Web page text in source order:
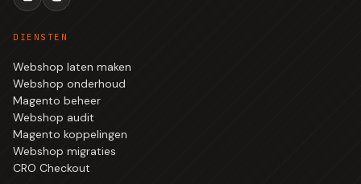
DIENSTEN
Webshop laten maken
Webshop onderhoud
Magento beheer
Webshop audit
Magento koppelingen
Webshop migraties
CRO Checkout